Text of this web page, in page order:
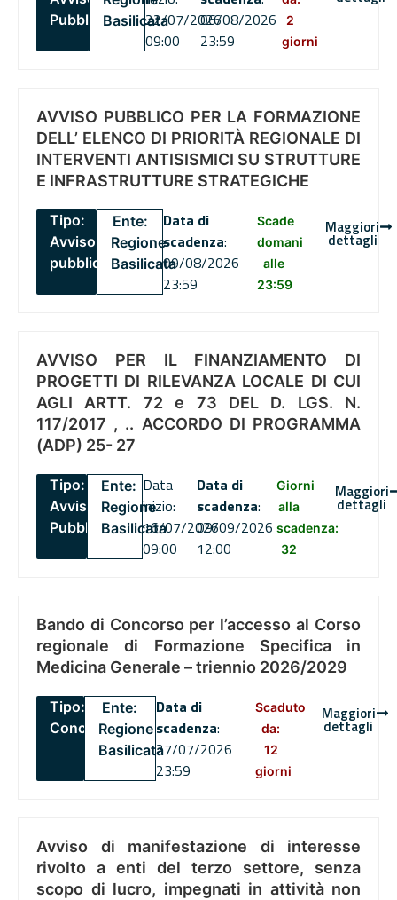
PubblicoBasilicata22/07/2026
09:00
06/08/2026
23:59
2
giorni
AVVISO PUBBLICO PER LA FORMAZIONE
DELL’ ELENCO DI PRIORITÀ REGIONALE DI
INTERVENTI ANTISISMICI SU STRUTTURE
E INFRASTRUTTURE STRATEGICHE
Tipo:
Avviso
pubblico
Ente:
Regione
Basilicata
Data di
scadenza:
09/08/2026
23:59
Scade
domani
alle
23:59
Maggiori
dettagli
AVVISO PER IL FINANZIAMENTO DI
PROGETTI DI RILEVANZA LOCALE DI CUI
AGLI ARTT. 72 e 73 DEL D. LGS. N.
117/2017 , .. ACCORDO DI PROGRAMMA
(ADP) 25- 27
Tipo:
Avviso
Pubblico
Ente:
Regione
Basilicata
Data
inizio:
16/07/2026
09:00
Data di
scadenza:
09/09/2026
12:00
Giorni
alla
scadenza:
32
Maggiori
dettagli
Bando di Concorso per l’accesso al Corso
regionale di Formazione Specifica in
Medicina Generale – triennio 2026/2029
Tipo:
Concorsi
Ente:
Regione
Basilicata
Data di
scadenza:
27/07/2026
23:59
Scaduto
da:
12
giorni
Maggiori
dettagli
Avviso di manifestazione di interesse
rivolto a enti del terzo settore, senza
scopo di lucro, impegnati in attività non